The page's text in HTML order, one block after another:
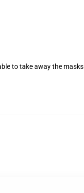
to take away the masks